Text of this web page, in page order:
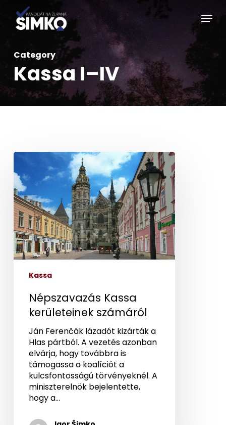
Menü
Category
Kassa I–IV
Népszavazás
kerületeinek
számáról
Kassa
Népszavazás Kassa
kerületeinek számáról
Ján Ferenčák lázadót kizárták a
Hlas pártból. A vezetés azonban
elvárja, hogy továbbra is
támogassa a koalíciót a
kulcsfontosságú törvényeknél. A
miniszterelnök bejelentette,
hogy a…